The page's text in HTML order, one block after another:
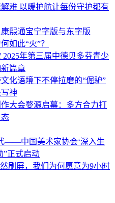
难 以暖护航让每份守护都有
熙通宝宁字版与东字版
如此“火”？
年第三届中德贝多芬青少
篇章
化语境下不停拉磨的“倔驴”
神
大会婺源启幕：多方合力打
——中国美术家协会‘深入生
”正式启动
刷屏，我们为何愿意为9小时